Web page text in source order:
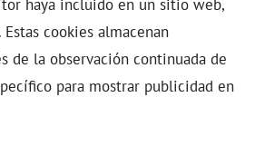
haya incluido en un sitio web,
cookies almacenan
de la observación continuada de
para mostrar publicidad en